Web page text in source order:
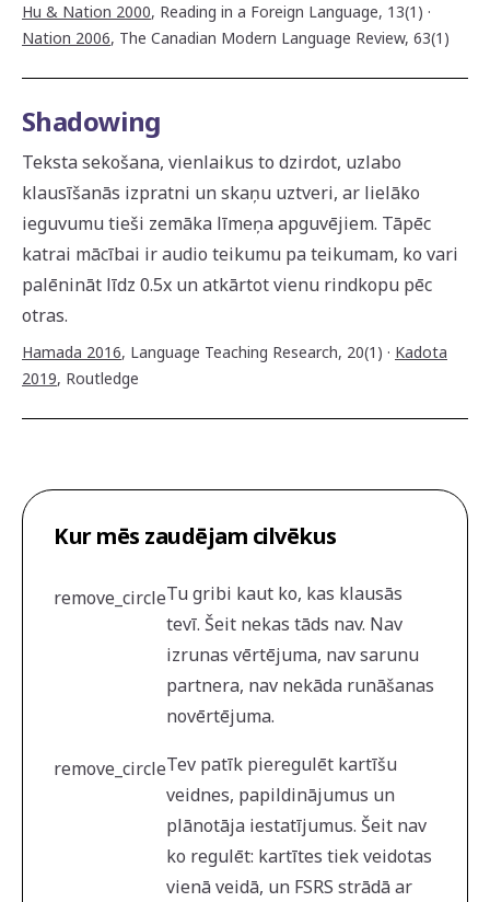
Hu & Nation 2000, Reading in a Foreign Language, 13(1) ·
Nation 2006, The Canadian Modern Language Review, 63(1)
Shadowing
Teksta sekošana, vienlaikus to dzirdot, uzlabo
klausīšanās izpratni un skaņu uztveri, ar lielāko
ieguvumu tieši zemāka līmeņa apguvējiem. Tāpēc
katrai mācībai ir audio teikumu pa teikumam, ko vari
palēnināt līdz 0.5x un atkārtot vienu rindkopu pēc
otras.
Hamada 2016, Language Teaching Research, 20(1) · Kadota
2019, Routledge
Kur mēs zaudējam cilvēkus
remove_circleTu gribi kaut ko, kas klausās
tevī. Šeit nekas tāds nav. Nav
izrunas vērtējuma, nav sarunu
partnera, nav nekāda runāšanas
novērtējuma.
remove_circleTev patīk pieregulēt kartīšu
veidnes, papildinājumus un
plānotāja iestatījumus. Šeit nav
ko regulēt: kartītes tiek veidotas
vienā veidā, un FSRS strādā ar